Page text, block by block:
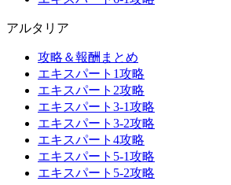
アルタリア
攻略＆報酬まとめ
エキスパート1攻略
エキスパート2攻略
エキスパート3-1攻略
エキスパート3-2攻略
エキスパート4攻略
エキスパート5-1攻略
エキスパート5-2攻略